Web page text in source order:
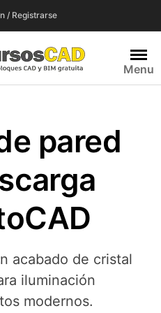
/ Registrarse
Menu
pared
acabado de cristal
iluminación
modernos.